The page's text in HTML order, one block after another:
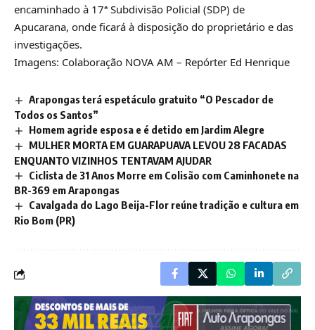
encaminhado à 17ª Subdivisão Policial (SDP) de
Apucarana, onde ficará à disposição do proprietário e das
investigações.
Imagens: Colaboração NOVA AM – Repórter Ed Henrique
Arapongas terá espetáculo gratuito “O Pescador de
Todos os Santos”
Homem agride esposa e é detido em Jardim Alegre
MULHER MORTA EM GUARAPUAVA LEVOU 28 FACADAS
ENQUANTO VIZINHOS TENTAVAM AJUDAR
Ciclista de 31 Anos Morre em Colisão com Caminhonete na
BR-369 em Arapongas
Cavalgada do Lago Beija-Flor reúne tradição e cultura em
Rio Bom (PR)